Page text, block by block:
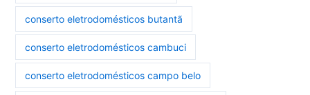
conserto eletrodomésticos butantã
conserto eletrodomésticos cambuci
conserto eletrodomésticos campo belo